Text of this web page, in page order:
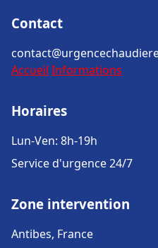
Contact
Accueil Informations
Horaires
Lun-Ven: 8h-19h
Service d'urgence 24/7
Zone intervention
Antibes, France